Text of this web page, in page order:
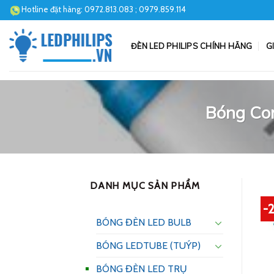
Skip
to
content
Hotline đặt hàng: 0972.813.083 ; 0979.859.114
ĐÈN LED PHILIPS CHÍNH HÃNG
Bóng
DANH MỤC SẢN PHẨM
BÓNG ĐÈN LED BULB
BÓNG LEDTUBE (TUÝP)
BÓNG ĐÈN LED TRỤ
-